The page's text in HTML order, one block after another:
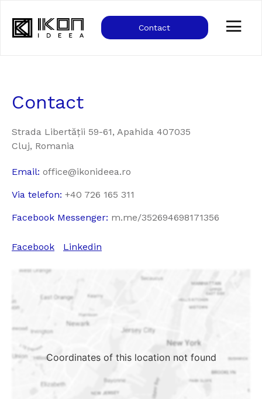
Contact
Contact
Strada Libertății 59-61, Apahida 407035
Cluj, Romania
Email: office@ikonideea.ro
Via telefon: +40 726 165 311
Facebook Messenger: m.me/352694698171356
Facebook Linkedin
Coordinates of this location not found